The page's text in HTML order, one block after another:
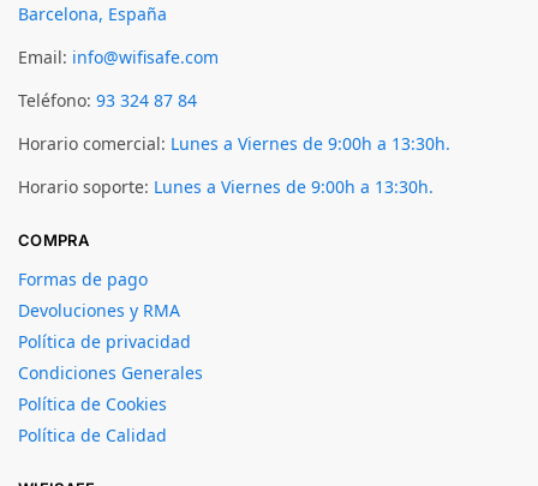
Barcelona, España
Email: info@wifisafe.com
Teléfono: 93 324 87 84
Horario comercial: Lunes a Viernes de 9:00h a 13:30h.
Horario soporte: Lunes a Viernes de 9:00h a 13:30h.
COMPRA
Formas de pago
Devoluciones y RMA
Política de privacidad
Condiciones Generales
Política de Cookies
Política de Calidad